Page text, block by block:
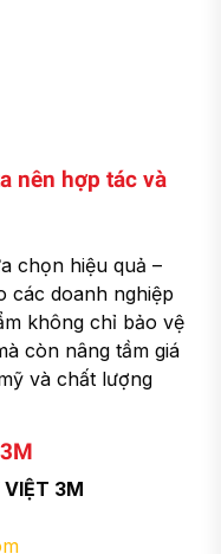
nên hợp tác và
chọn hiệu quả –
các doanh nghiệp
không chỉ bảo vệ
còn nâng tầm giá
và chất lượng
3M